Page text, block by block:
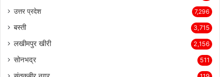
उत्तर प्रदेश 7,296
बस्ती 3,715
लखीमपुर खीरी 2,156
सोनभद्र 511